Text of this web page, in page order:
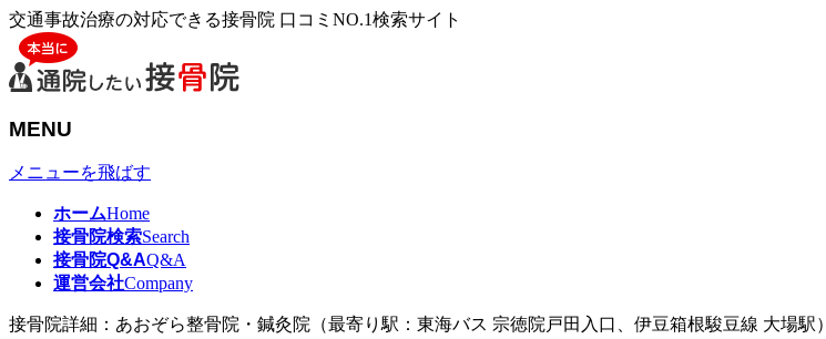
交通事故治療の対応できる接骨院 口コミNO.1検索サイト
MENU
メニューを飛ばす
ホームHome
接骨院検索Search
接骨院Q&AQ&A
運営会社Company
接骨院詳細：あおぞら整骨院・鍼灸院（最寄り駅：東海バス 宗徳院戸田入口、伊豆箱根駿豆線 大場駅）